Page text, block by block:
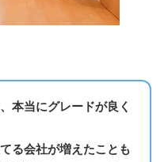
本当にグレードが良く
る会社が増えたことも